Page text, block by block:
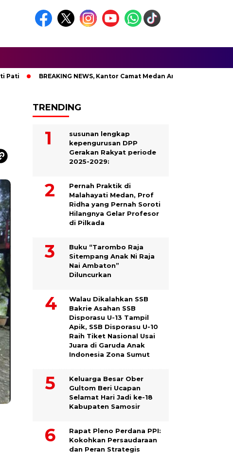
BREAKING NEWS, Kantor Camat Medan Area Dilahap Sijago Merah
TRENDING
susunan lengkap
kepengurusan DPP
Gerakan Rakyat periode
2025-2029:
Pernah Praktik di
Malahayati Medan, Prof
Ridha yang Pernah Soroti
Hilangnya Gelar Profesor
di Pilkada
Buku “Tarombo Raja
Sitempang Anak Ni Raja
Nai Ambaton”
Diluncurkan
Walau Dikalahkan SSB
Bakrie Asahan SSB
Disporasu U-13 Tampil
Apik, SSB Disporasu U-10
Raih Tiket Nasional Usai
Juara di Garuda Anak
Indonesia Zona Sumut
Keluarga Besar Ober
Gultom Beri Ucapan
Selamat Hari Jadi ke-18
Kabupaten Samosir
Rapat Pleno Perdana PPI:
Kokohkan Persaudaraan
dan Peran Strategis